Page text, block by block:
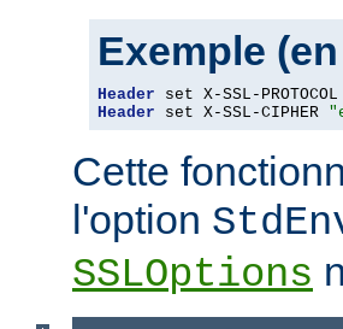
Exemple
Header set X-SSL-PROTOCOL
Header set X-SSL-CIPHER
Cette
l'option
SSLOptions